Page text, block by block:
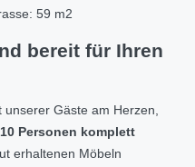
59 m2
bereit für Ihren
unserer Gäste am Herzen,
Personen komplett
erhaltenen Möbeln